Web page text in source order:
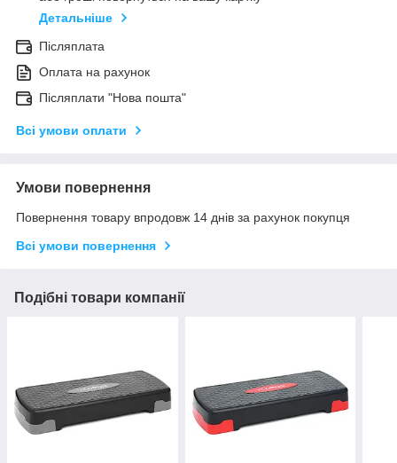
Детальніше
Післяплата
Оплата на рахунок
Післяплати "Нова пошта"
Всі умови оплати
Умови повернення
Повернення товару впродовж 14 днів за рахунок покупця
Всі умови повернення
Подібні товари компанії